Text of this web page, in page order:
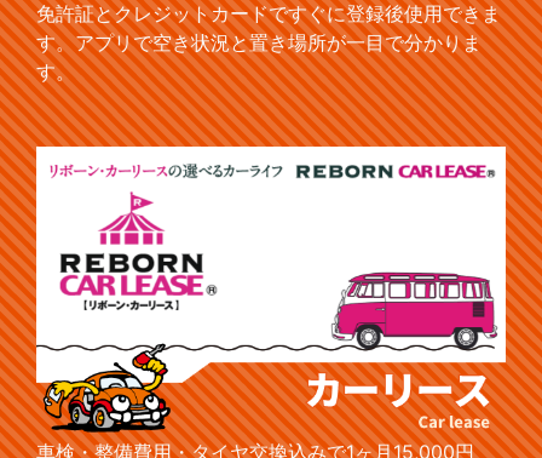
免許証とクレジットカードですぐに登録後使用できま
す。アプリで空き状況と置き場所が一目で分かりま
す。
車検・整備費用・タイヤ交換込みで1ヶ月15,000円